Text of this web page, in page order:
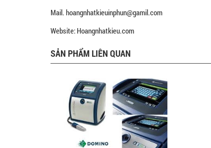
Mail. hoangnhatkieuinphun@gamil.com
Website: Hoangnhatkieu.com
SẢN PHẨM LIÊN QUAN